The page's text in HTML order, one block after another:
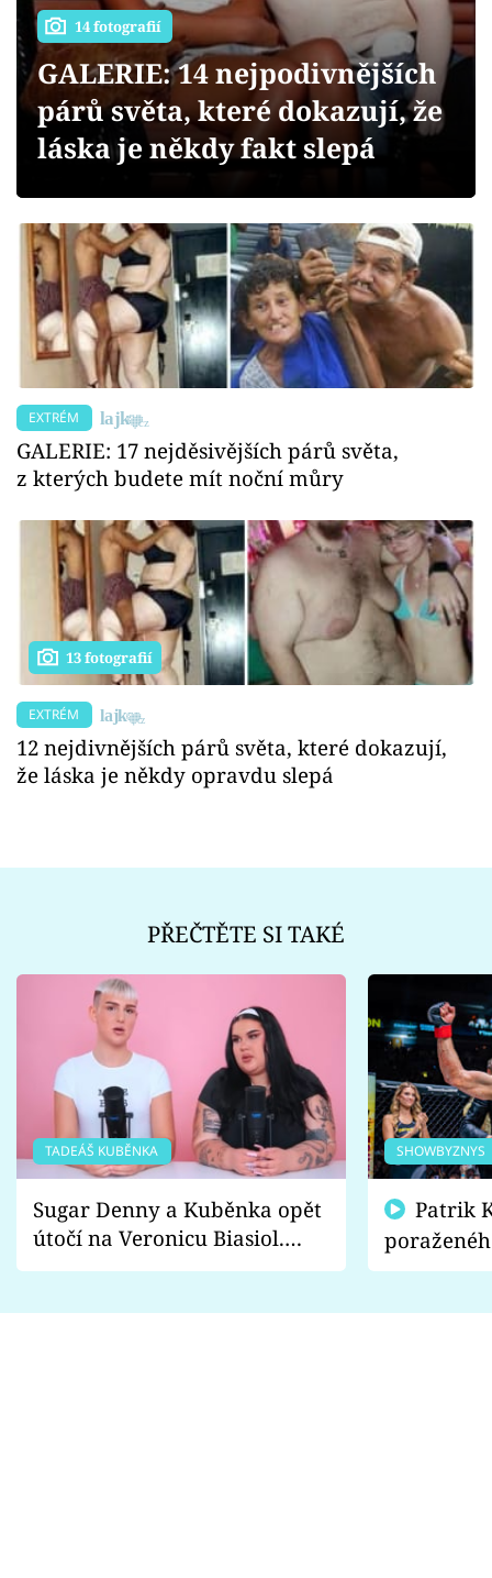
Videa
Sledujte prima+
Sledujte nás
14 fotografií
GALERIE: 14 nejpodivnějších
párů světa, které dokazují, že
láska je někdy fakt slepá
EXTRÉM
GALERIE: 17 nejděsivějších párů světa,
z kterých budete mít noční můry
13 fotografií
EXTRÉM
12 nejdivnějších párů světa, které dokazují,
že láska je někdy opravdu slepá
PŘEČTĚTE SI TAKÉ
TADEÁŠ KUBĚNKA
Sugar Denny a Kuběnka opět
útočí na Veronicu Biasiol.
Proč je podle nich falešná a
SHOWBYZNYS
fanoušci